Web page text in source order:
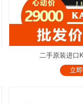
二手原装进口
立